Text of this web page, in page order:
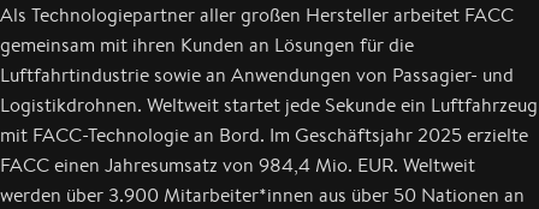
Als Technologiepartner aller großen Hersteller arbeitet FACC
gemeinsam mit ihren Kunden an Lösungen für die
Luftfahrtindustrie sowie an Anwendungen von Passagier- und
Logistikdrohnen. Weltweit startet jede Sekunde ein Luftfahrzeug
mit FACC-Technologie an Bord. Im Geschäftsjahr 2025 erzielte
FACC einen Jahresumsatz von 984,4 Mio. EUR. Weltweit
werden über 3.900 Mitarbeiter*innen aus über 50 Nationen an